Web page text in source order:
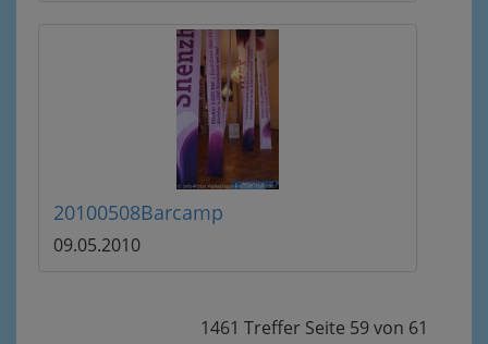
20100508Barcamp
09.05.2010
1461 Treffer Seite 59von 61